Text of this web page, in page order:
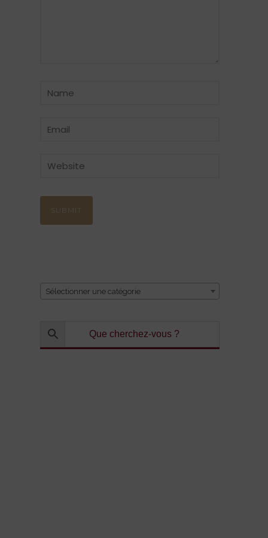
Sélectionner une catégorie